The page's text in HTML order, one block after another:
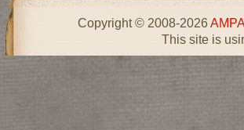
Copyright © 2008-2026
This site is